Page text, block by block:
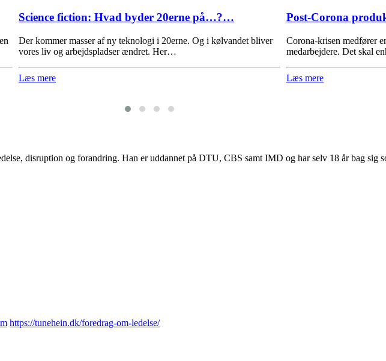
Science fiction: Hvad byder 20erne på…?…
Der kommer masser af ny teknologi i 20erne. Og i kølvandet bliver
vores liv og arbejdspladser ændret. Her…
Læs mere
Post-Corona
Corona-krisen medfører
medarbejdere. Det skal
Læs mere
disruption og forandring. Han er uddannet på DTU, CBS samt IMD og har selv 18 år bag sig
https://tunehein.dk/foredrag-om-ledelse/